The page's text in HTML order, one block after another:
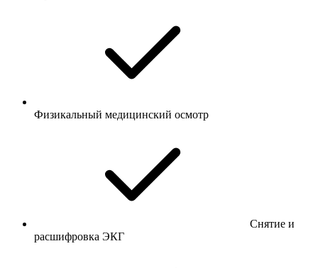
Физикальный медицинский осмотр
Снятие и
расшифровка ЭКГ